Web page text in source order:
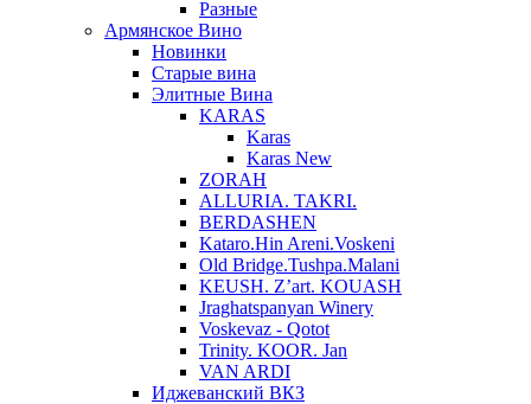
Разные
Армянское Вино
Новинки
Старые вина
Элитные Вина
KARAS
Karas
Karas New
ZORAH
ALLURIA. TAKRI.
BERDASHEN
Kataro.Hin Areni.Voskeni
Old Bridge.Tushpa.Malani
KEUSH. Z’art. KOUASH
Jraghatspanyan Winery
Voskevaz - Qotot
Trinity. KOOR. Jan
VAN ARDI
Иджеванский ВКЗ